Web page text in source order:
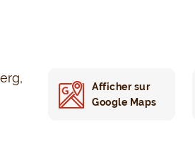
Afficher sur
Google Maps